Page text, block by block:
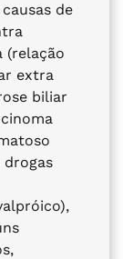
de
(relação
extra
biliar